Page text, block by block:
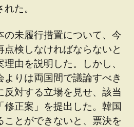
た。
の未履行措置について、今
検しなければならないと
由を説明した。しかし、
よりは両国間で議論すべき
反対する立場を見せ、該当
修正案」を提出した。韓国
ことができないと、票決を